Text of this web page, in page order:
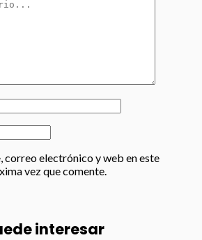
correo electrónico y web en este
vez que comente.
interesar